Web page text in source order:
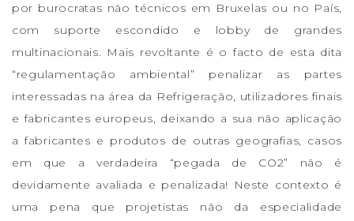
por burocratas não técnicos em Bruxelas ou no País,
com suporte escondido e lobby de grandes
multinacionais. Mais revoltante é o facto de esta dita
“regulamentação ambiental” penalizar as partes
interessadas na área da Refrigeração, utilizadores finais
e fabricantes europeus, deixando a sua não aplicação
a fabricantes e produtos de outras geografias, casos
em que a verdadeira “pegada de CO2” não é
devidamente avaliada e penalizada! Neste contexto é
uma pena que projetistas não da especialidade